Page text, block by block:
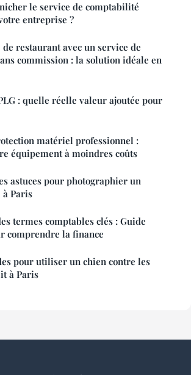
le service de comptabilité
entreprise ?
restaurant avec un service de
commission : la solution idéale en
: quelle réelle valeur ajoutée pour
matériel professionnel :
équipement à moindres coûts
astuces pour photographier un
Paris
termes comptables clés : Guide
comprendre la finance
pour utiliser un chien contre les
à Paris